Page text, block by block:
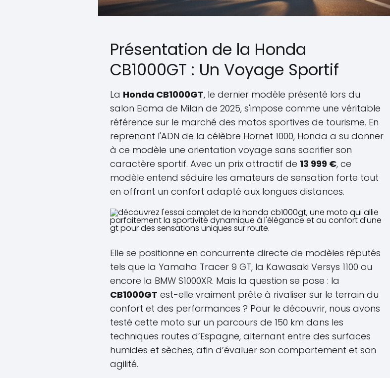
Présentation de la Honda
CB1000GT : Un Voyage Sportif
La Honda CB1000GT, le dernier modèle présenté lors du
salon Eicma de Milan de 2025, s'impose comme une véritable
référence sur le marché des motos sportives de tourisme. En
reprenant l'ADN de la célèbre Hornet 1000, Honda a su donner
à ce modèle une orientation voyage sans sacrifier son
caractère sportif. Avec un prix attractif de 13 999 €, ce
modèle entend séduire les amateurs de sensation forte tout
en offrant un confort adapté aux longues distances.
Elle se positionne en concurrente directe de modèles réputés
tels que la Yamaha Tracer 9 GT, la Kawasaki Versys 1100 ou
encore la BMW S1000XR. Mais la question se pose : la
CB1000GT est-elle vraiment prête à rivaliser sur le terrain du
confort et des performances ? Pour le découvrir, nous avons
testé cette moto sur un parcours de 150 km dans les
techniques routes d’Espagne, alternant entre des surfaces
humides et sèches, afin d’évaluer son comportement et son
agilité.